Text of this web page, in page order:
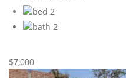
2
2
$7,000